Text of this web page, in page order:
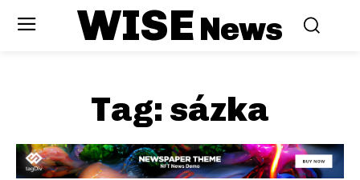
WISENews
Tag: sázka